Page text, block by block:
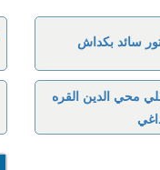
سائد بكداش
محي الدين القره